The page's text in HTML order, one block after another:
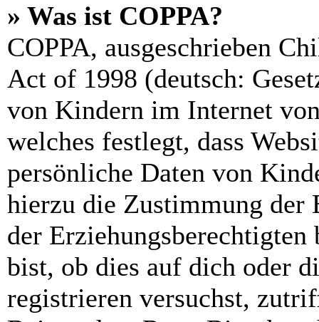
» Was ist COPPA?
COPPA, ausgeschrieben
Act of 1998 (deutsch:
von Kindern im Internet
welches festlegt, dass
persönliche Daten von
hierzu die Zustimmung der
der
bist, ob dies auf dich oder
registrieren versuchst,